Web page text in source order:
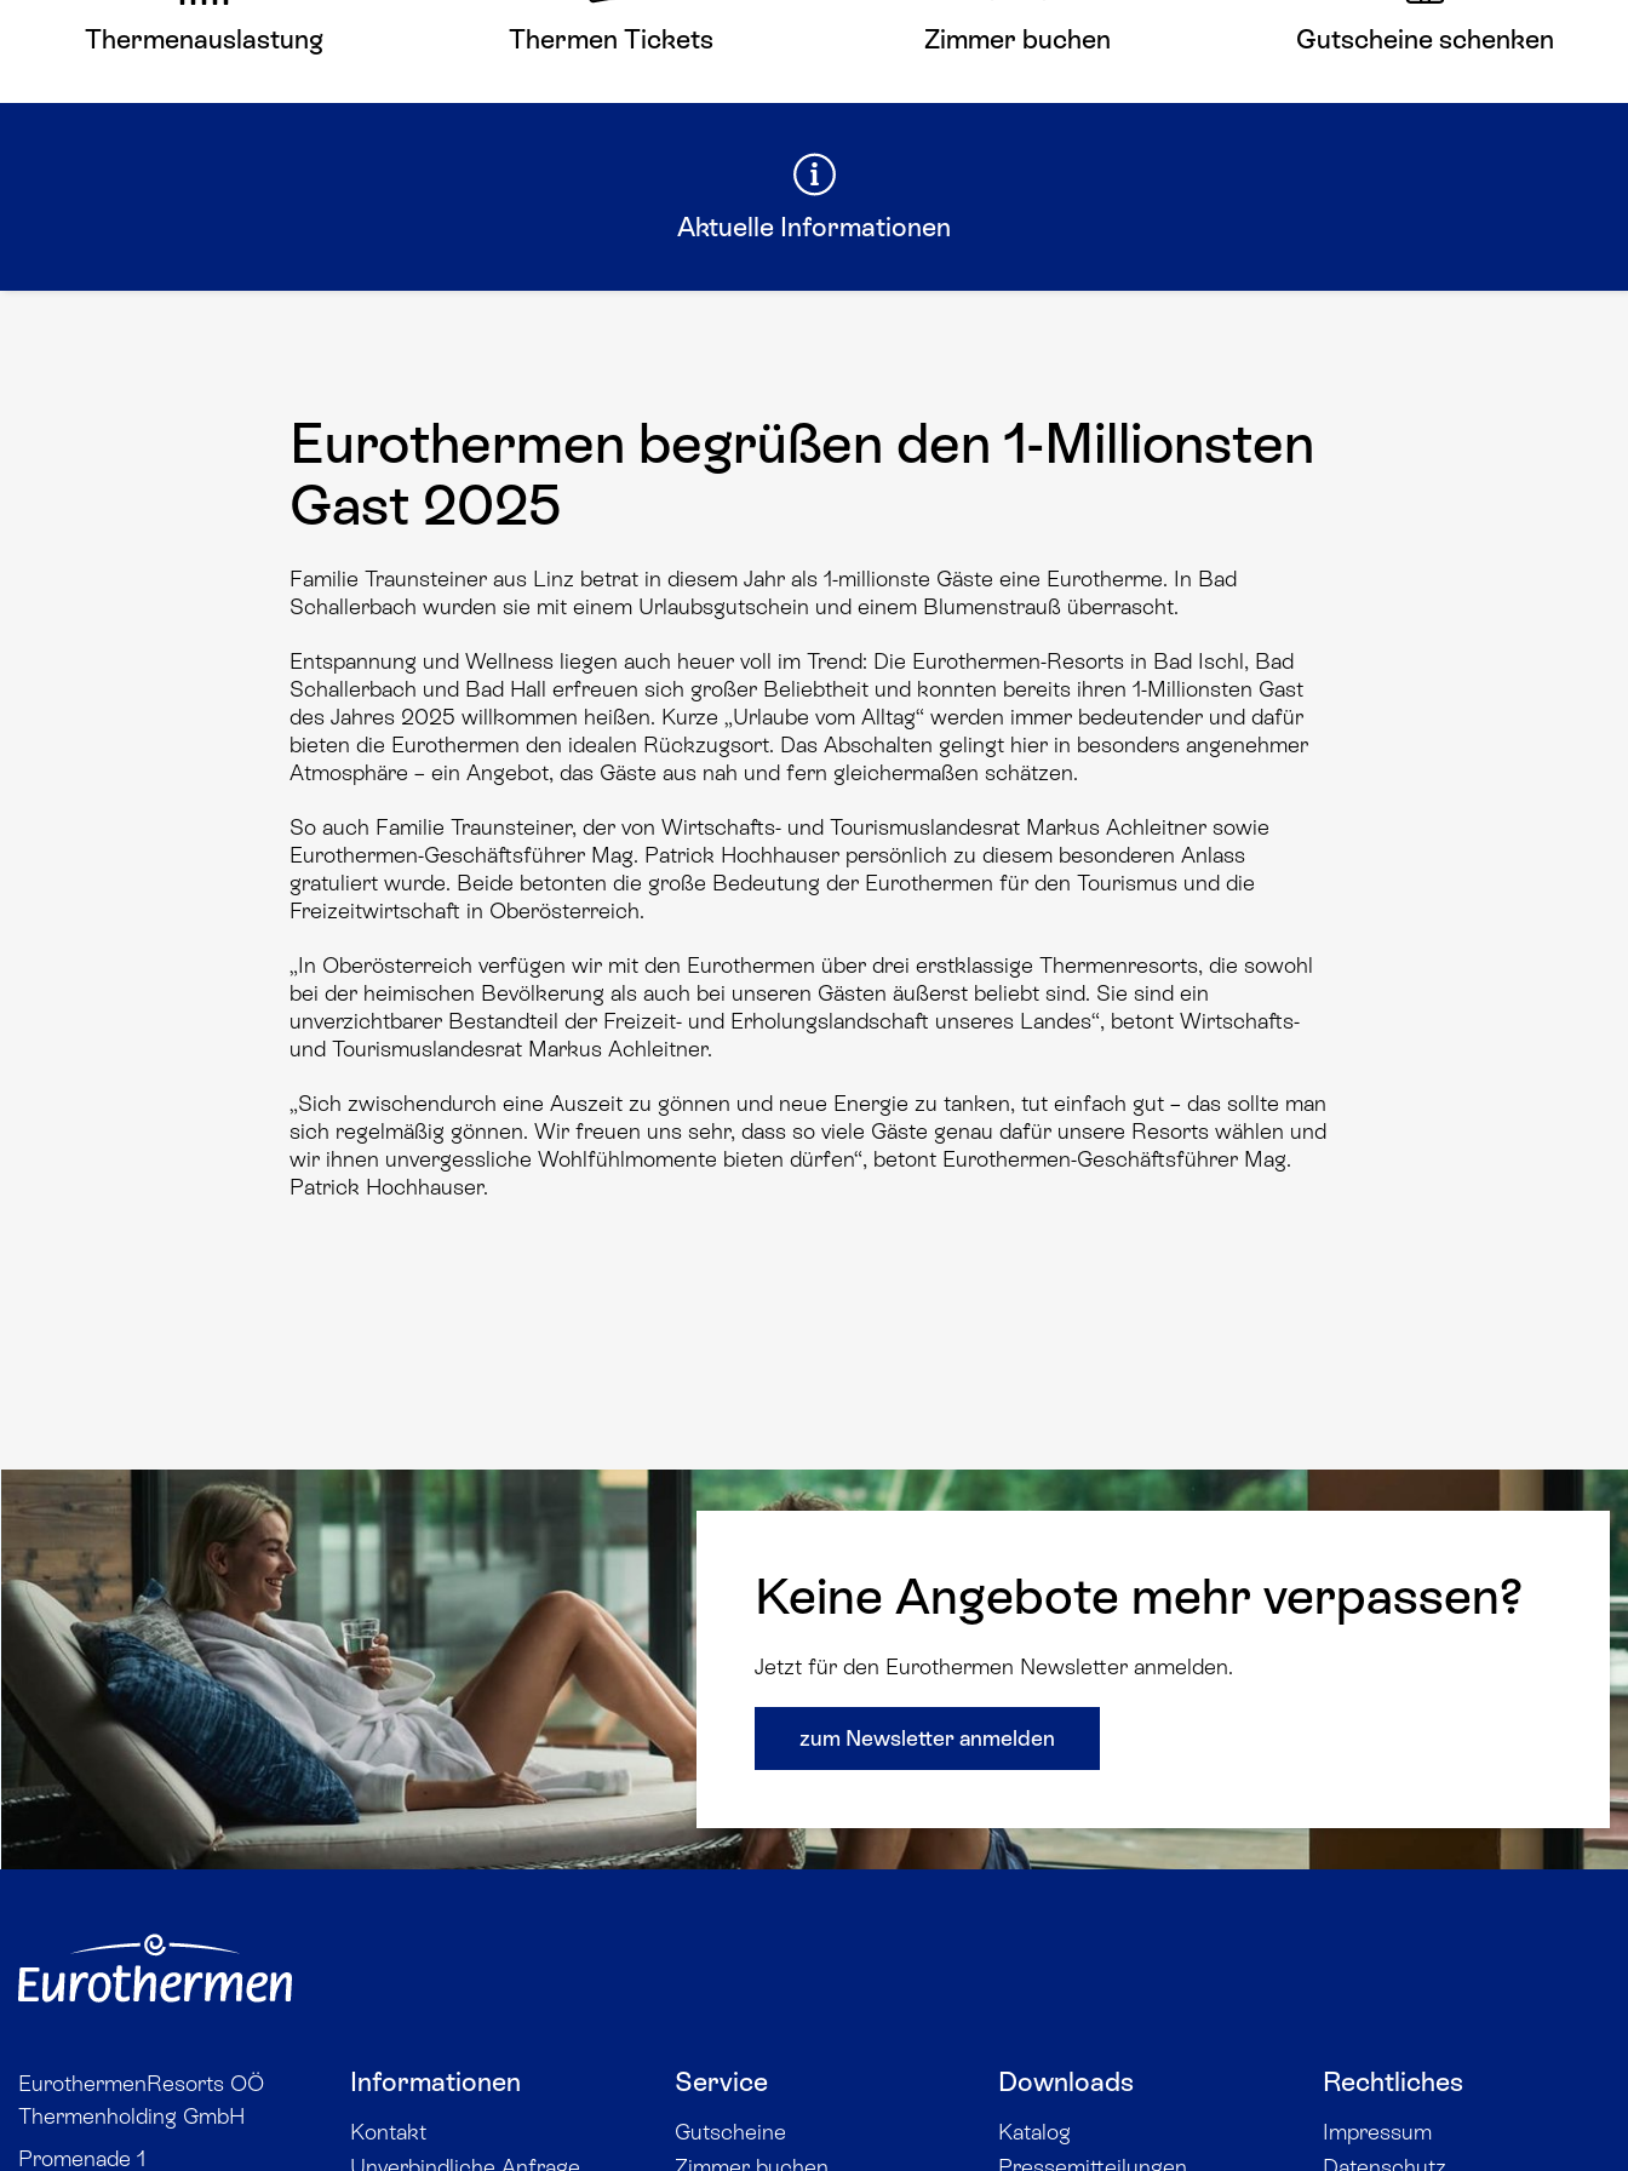
Thermenauslastung Thermen Tickets Zimmer buchen Gutscheine schenken
Aktuelle Informationen
Eurothermen begrüßen den 1-Millionsten
Gast 2025
Familie Traunsteiner aus Linz betrat in diesem Jahr als 1-millionste Gäste eine Eurotherme. In Bad
Schallerbach wurden sie mit einem Urlaubsgutschein und einem Blumenstrauß überrascht.
Entspannung und Wellness liegen auch heuer voll im Trend: Die Eurothermen-Resorts in Bad Ischl, Bad
Schallerbach und Bad Hall erfreuen sich großer Beliebtheit und konnten bereits ihren 1-Millionsten Gast
des Jahres 2025 willkommen heißen. Kurze „Urlaube vom Alltag“ werden immer bedeutender und dafür
bieten die Eurothermen den idealen Rückzugsort. Das Abschalten gelingt hier in besonders angenehmer
Atmosphäre – ein Angebot, das Gäste aus nah und fern gleichermaßen schätzen.
So auch Familie Traunsteiner, der von Wirtschafts- und Tourismuslandesrat Markus Achleitner sowie
Eurothermen-Geschäftsführer Mag. Patrick Hochhauser persönlich zu diesem besonderen Anlass
gratuliert wurde. Beide betonten die große Bedeutung der Eurothermen für den Tourismus und die
Freizeitwirtschaft in Oberösterreich.
„In Oberösterreich verfügen wir mit den Eurothermen über drei erstklassige Thermenresorts, die sowohl
bei der heimischen Bevölkerung als auch bei unseren Gästen äußerst beliebt sind. Sie sind ein
unverzichtbarer Bestandteil der Freizeit- und Erholungslandschaft unseres Landes“, betont Wirtschafts-
und Tourismuslandesrat Markus Achleitner.
„Sich zwischendurch eine Auszeit zu gönnen und neue Energie zu tanken, tut einfach gut – das sollte man
sich regelmäßig gönnen. Wir freuen uns sehr, dass so viele Gäste genau dafür unsere Resorts wählen und
wir ihnen unvergessliche Wohlfühlmomente bieten dürfen“, betont Eurothermen-Geschäftsführer Mag.
Patrick Hochhauser.
Keine Angebote mehr verpassen?
Jetzt für den Eurothermen Newsletter anmelden.
zum Newsletter anmelden
EurothermenResorts OÖ
Thermenholding GmbH
Promenade 1
Informationen
Kontakt
Service
Gutscheine
Downloads
Katalog
Rechtliches
Impressum